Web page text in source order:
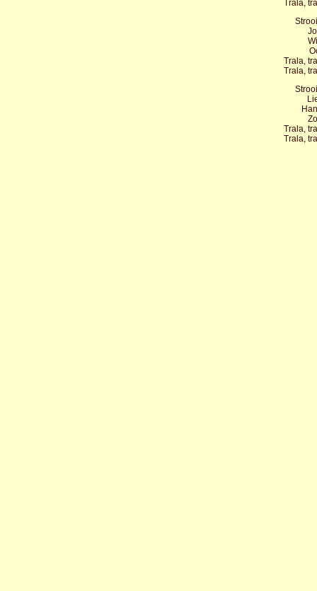
Trala,
Trala,
Trala,
Trala,
Trala,